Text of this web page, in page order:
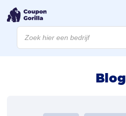
Producten
zoeken
Blog